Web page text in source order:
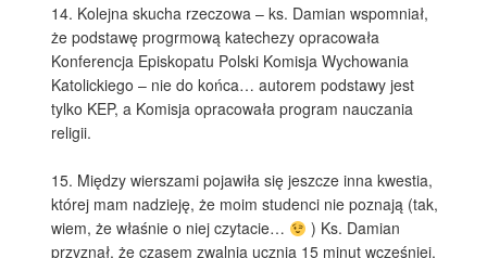
14. Kolejna skucha rzeczowa – ks. Damian wspomniał,
że podstawę progrmową katechezy opracowała
Konferencja Episkopatu Polski Komisja Wychowania
Katolickiego – nie do końca… autorem podstawy jest
tylko KEP, a Komisja opracowała program nauczania
religii.
15. Między wierszami pojawiła się jeszcze inna kwestia,
której mam nadzieję, że moim studenci nie poznają (tak,
wiem, że właśnie o niej czytacie…
) Ks. Damian
przyznał, że czasem zwalnia ucznia 15 minut wcześniej,